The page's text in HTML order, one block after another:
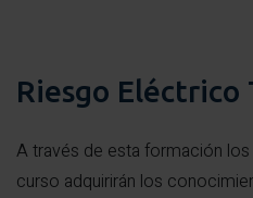
Riesgo Eléctrico
A través de esta formación
curso adquirirán los